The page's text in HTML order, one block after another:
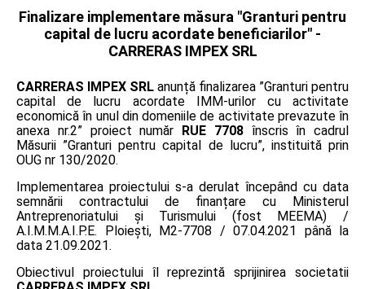
Finalizare implementare măsura "Granturi pentru
capital de lucru acordate beneficiarilor" -
CARRERAS IMPEX SRL
CARRERAS IMPEX SRL anunță finalizarea ”Granturi pentru
capital de lucru acordate IMM-urilor cu activitate
economică în unul din domeniile de activitate prevazute în
anexa nr.2” proiect număr RUE 7708înscris în cadrul
Măsurii ”Granturi pentru capital de lucru”, instituită prin
OUG nr 130/2020.
Implementarea proiectului s-a derulat începând cu data
semnării contractului de finanțare cu Ministerul
Antreprenoriatului și Turismului (fost MEEMA) /
A.I.M.M.A.I.P.E. Ploiești, M2-7708 / 07.04.2021 până la
data 21.09.2021.
Obiectivul proiectului îl reprezintă sprijinirea societatii